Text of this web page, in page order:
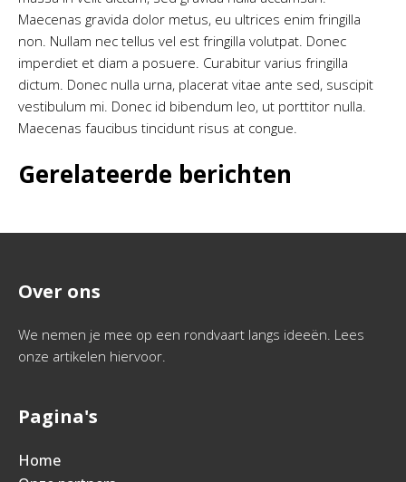
Maecenas gravida dolor metus, eu ultrices enim fringilla
non. Nullam nec tellus vel est fringilla volutpat. Donec
imperdiet et diam a posuere. Curabitur varius fringilla
dictum. Donec nulla urna, placerat vitae ante sed, suscipit
vestibulum mi. Donec id bibendum leo, ut porttitor nulla.
Maecenas faucibus tincidunt risus at congue.
Gerelateerde berichten
Over ons
We nemen je mee op een rondvaart langs ideeën. Lees
onze artikelen hiervoor.
Pagina's
Home